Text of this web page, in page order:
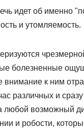
идет об именно
и утомляемость.
болезненные
к ним
различных и
возможный
и робости,